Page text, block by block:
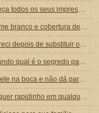
Já tomou o chá de caroço de abacate? Conheça todos os seus impressionantes benefícios!
Sobremesa colorida de gelatina feita com creme branco e cobertura de mousse de gelatina
3 quilos em uma semana foi isso o que emagreci depois de substituir o jantar por essa sopa emagrecedora
Receita de abóbora com linguiça que todo mundo qual é o segredo para ficar tão gostosa
Biscoito amanteigado com goiabada que derrete na boca e não dá para comer um só
Receita de almoço fácil e completo para qualquer rapidinho em qualquer dia da semana